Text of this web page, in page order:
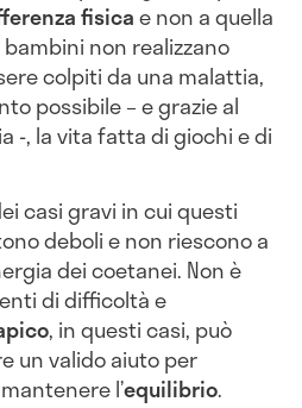
fisicae non a quella
non realizzano
colpiti da una malattia,
possibile – e grazie al
-, la vita fatta di giochi e di
casi gravi in cui questi
deboli e non riescono a
dei coetanei. Non è
di difficoltà e
, in questi casi, può
un valido aiuto per
l’equilibrio.